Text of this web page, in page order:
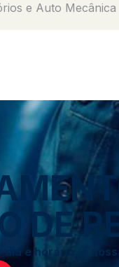
e Auto Mecânica
DE
dia e horário, e